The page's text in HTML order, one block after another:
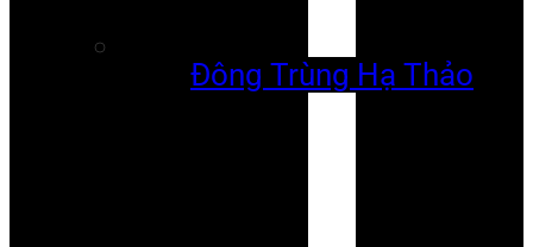
Đông Trùng Hạ Thảo